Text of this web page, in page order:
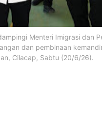
Menteri Imigrasi dan
dan pembinaan
Cilacap, Sabtu (20/6/26).